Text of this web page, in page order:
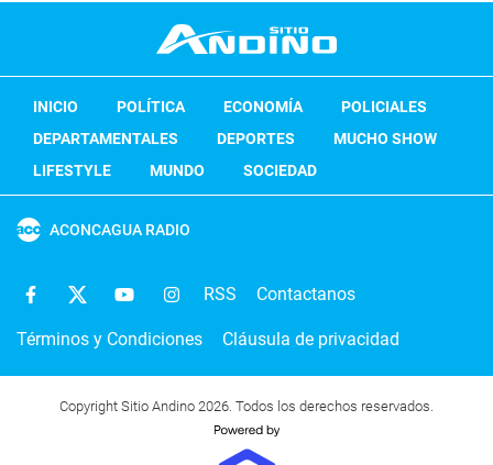
INICIO POLÍTICA ECONOMÍA
POLICIALES
DEPARTAMENTALES
DEPORTES
MUCHO SHOW
LIFESTYLE
MUNDO SOCIEDAD
ACONCAGUA RADIO
RSS Contactanos
Términos y Condiciones Cláusula de privacidad
Copyright Sitio Andino 2026. Todos los derechos reservados.